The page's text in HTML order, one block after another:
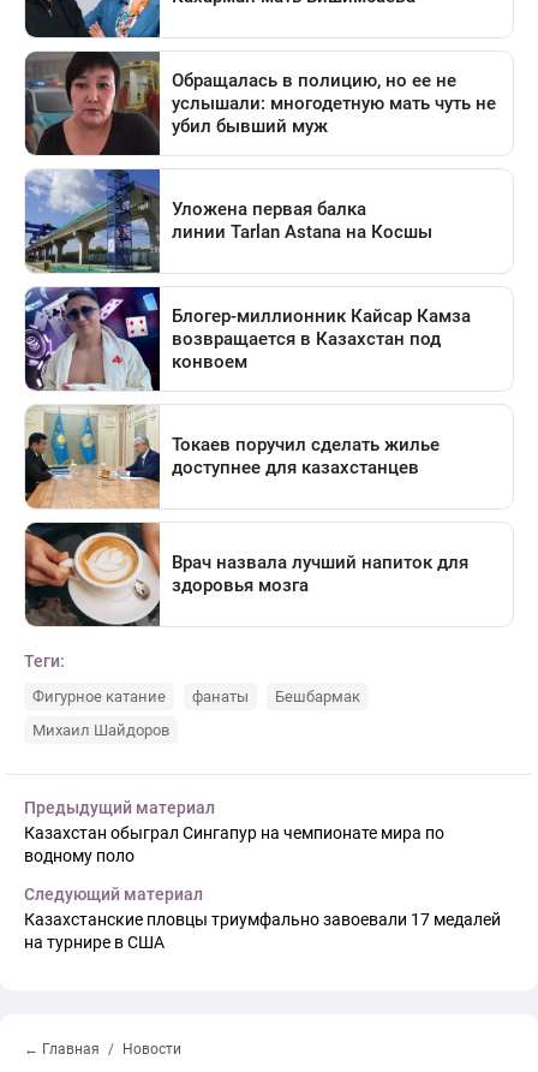
Теги:
Фигурное катание фанаты
Бешбармак
Михаил Шайдоров
Предыдущий материал
Казахстан обыграл Сингапур на чемпионате мира по
водному поло
Следующий материал
Казахстанские пловцы триумфально завоевали 17 медалей
на турнире в США
← Главная Новости